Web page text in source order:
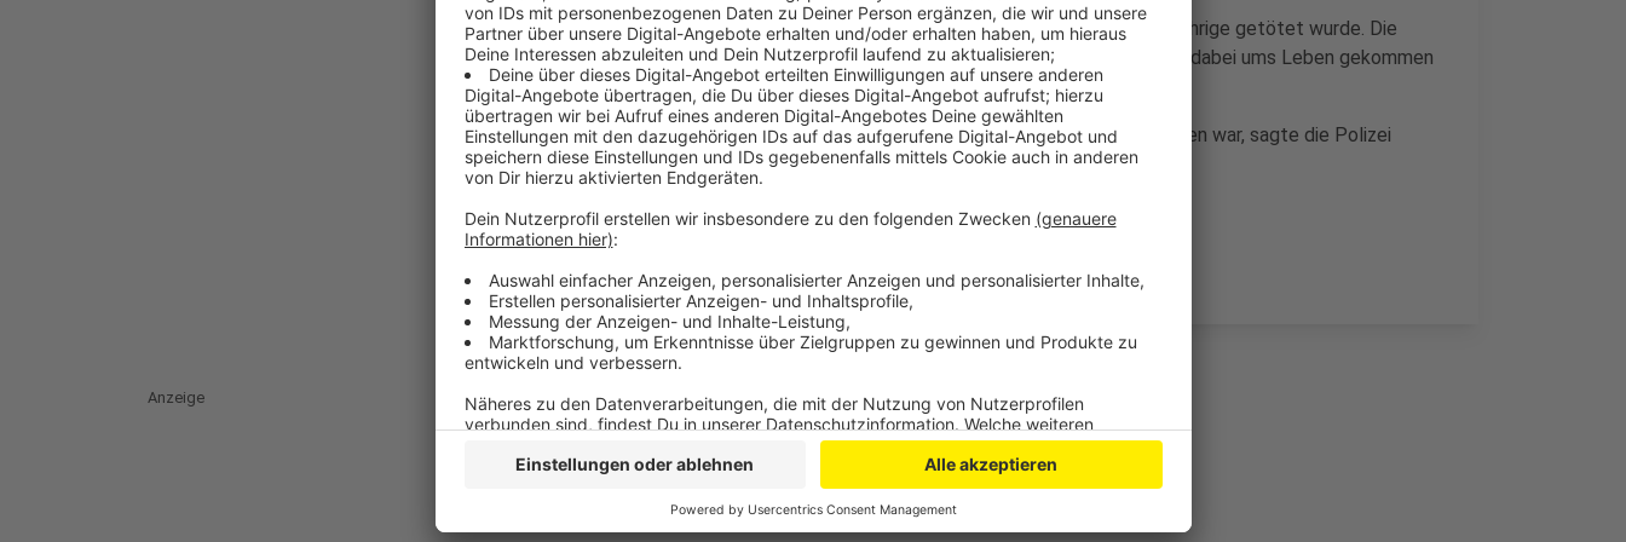
Die Kölner Polizei hat ermittelt, schließt aber aus, dass der 27-Jährige getötet wurde. Die
Ermittler gehen davon aus, dass er die Treppe runtergefallen und dabei ums Leben gekommen
ist.
Der Mann war verkleidet, als er stürzte. Ob er zu der Zeit betrunken war, sagte die Polizei
nicht.
Anzeige
Anzeige